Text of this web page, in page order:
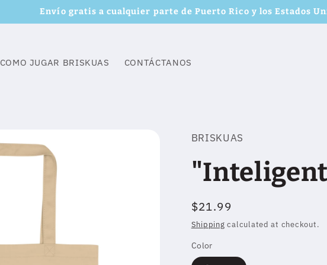
Envío gratis a cualquier parte de Puerto Rico y los Estados
COMO JUGAR BRISKUAS CONTÁCTANOS
BRISKUAS
Regular
price
$21.99
Shipping calculated at checkout.
Color